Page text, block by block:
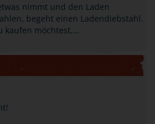
nimmt und den Laden
begeht einen Ladendiebstahl.
kaufen möchtest,…